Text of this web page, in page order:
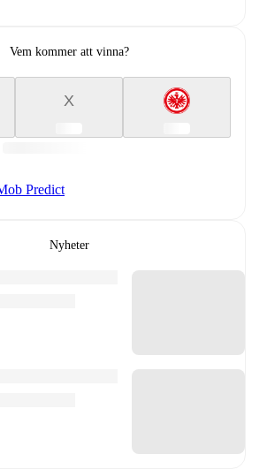
Vem kommer att vinna?
X
Predict
Nyheter